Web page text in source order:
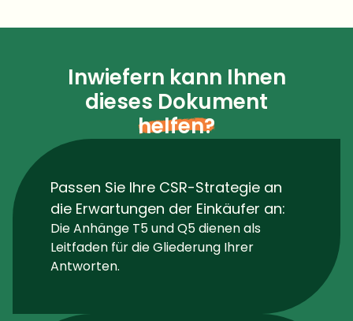
Inwiefern kann Ihnen
dieses Dokument
helfen?
Passen Sie Ihre CSR-Strategie an
die Erwartungen der Einkäufer an:
Die Anhänge T5 und Q5 dienen als
Leitfaden für die Gliederung Ihrer
Antworten.